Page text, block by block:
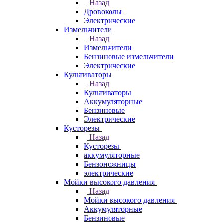
Назад
Дровоколы
Электрические
Измельчители
Назад
Измельчители
Бензиновые измельчители
Электрические
Культиваторы
Назад
Культиваторы
Аккумуляторные
Бензиновые
Электрические
Кусторезы
Назад
Кусторезы
аккумуляторные
Бензоножницы
электрические
Мойки высокого давления
Назад
Мойки высокого давления
Аккумуляторные
Бензиновые